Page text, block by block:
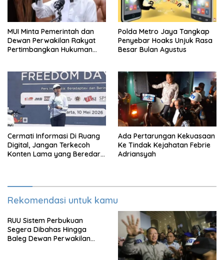
MUI Minta Pemerintah dan
Dewan Perwakilan Rakyat
Pertimbangkan Hukuman
Polda Metro Jaya Tangkap
Penyebar Hoaks Unjuk Rasa
Besar Bulan Agustus
Cermati Informasi Di Ruang
Digital, Jangan Terkecoh
Konten Lama yang Beredar
Ada Pertarungan Kekuasaan
Ke Tindak Kejahatan Febrie
Adriansyah
Rekomendasi untuk kamu
RUU Sistem Perbukuan
Segera Dibahas Hingga
Baleg Dewan Perwakilan